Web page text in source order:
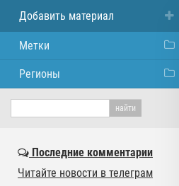
Добавить материал
Метки
Регионы
Последние комментарии
Читайте новости в телеграм